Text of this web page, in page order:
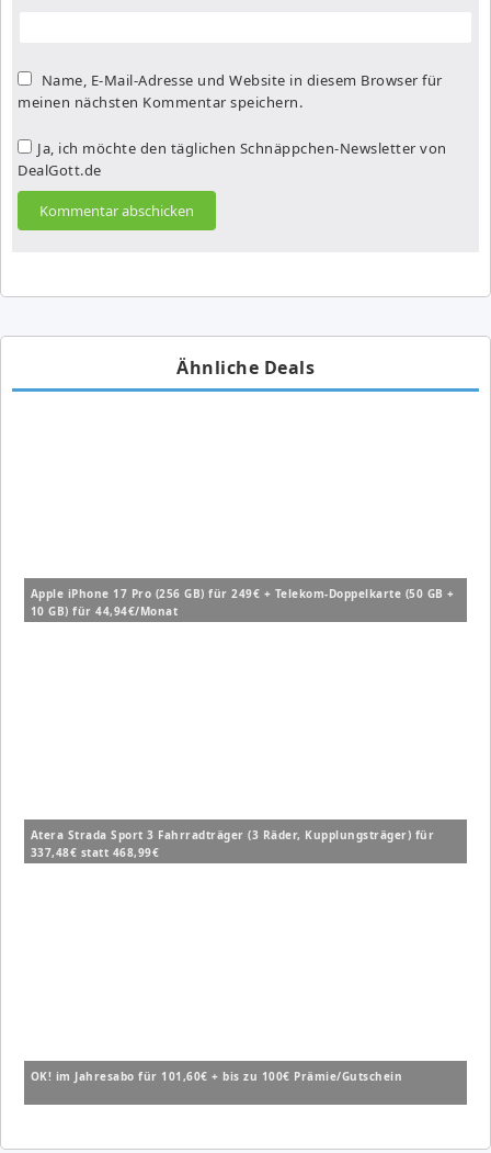
Name, E-Mail-Adresse und Website in diesem Browser für
meinen nächsten Kommentar speichern.
Ja, ich möchte den täglichen Schnäppchen-Newsletter von
DealGott.de
Ähnliche Deals
Apple iPhone 17 Pro (256 GB) für 249€ + Telekom-Doppelkarte (50 GB +
10 GB) für 44,94€/Monat
Atera Strada Sport 3 Fahrradträger (3 Räder, Kupplungsträger) für
337,48€ statt 468,99€
OK! im Jahresabo für 101,60€ + bis zu 100€ Prämie/Gutschein